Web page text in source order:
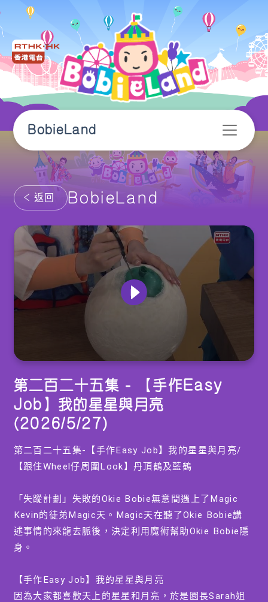
BobieLand
返回 BobieLand
of
0
seconds
第二百二十五集 - 【手作Easy
Job】我的星星與月亮
(2026/5/27)
第二百二十五集-【手作Easy Job】我的星星與月亮/
【跟住Wheel仔周圍Look】丹頂鶴及藍鶴
「失蹤計劃」失敗的Okie Bobie無意間遇上了Magic
Kevin的徒弟Magic天。Magic天在聽了Okie Bobie講
述事情的來龍去脈後，決定利用魔術幫助Okie Bobie隱
身。
【手作Easy Job】我的星星與月亮
因為大家都喜歡天上的星星和月亮，於是園長Sarah姐